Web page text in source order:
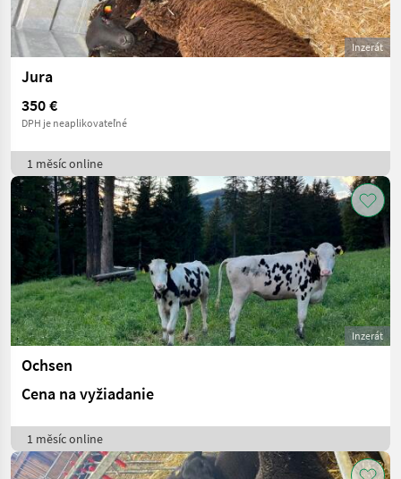
Inzerát
Jura
350 €
DPH je neaplikovateľné
1 měsíc online
Inzerát
Ochsen
Cena na vyžiadanie
1 měsíc online